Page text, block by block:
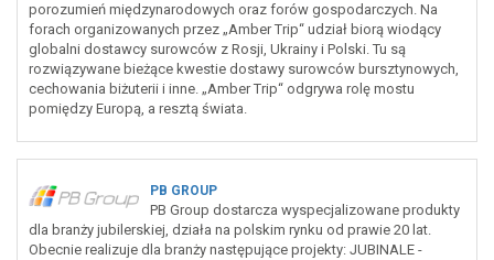
porozumień międzynarodowych oraz forów gospodarczych. Na
forach organizowanych przez „Amber Trip“ udział biorą wiodący
globalni dostawcy surowców z Rosji, Ukrainy i Polski. Tu są
rozwiązywane bieżące kwestie dostawy surowców bursztynowych,
cechowania biżuterii i inne. „Amber Trip“ odgrywa rolę mostu
pomiędzy Europą, a resztą świata.
PB GROUP
PB Group dostarcza wyspecjalizowane produkty
dla branży jubilerskiej, działa na polskim rynku od prawie 20 lat.
Obecnie realizuje dla branży następujące projekty: JUBINALE -